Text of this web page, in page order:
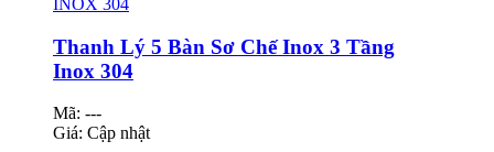
Thanh Lý 5 Bàn Sơ Chế Inox 3 Tầng
Inox 304
Mã: ---
Giá: Cập nhật